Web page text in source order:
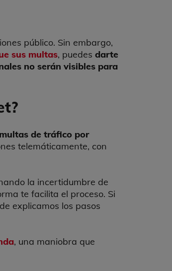
público. Sin embargo,
sus multas, puedes darte
no serán visibles para
de tráfico por
telemáticamente, con
la incertidumbre de
te facilita el proceso. Si
explicamos los pasos
, una maniobra que